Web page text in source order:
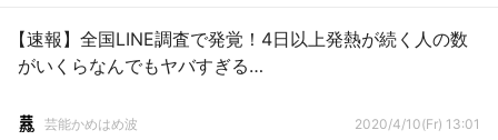
【速報】全国LINE調査で発覚！4日以上発熱が続く人の数
がいくらなんでもヤバすぎる…
芸能かめはめ波 2020/4/10(Fr) 13:01